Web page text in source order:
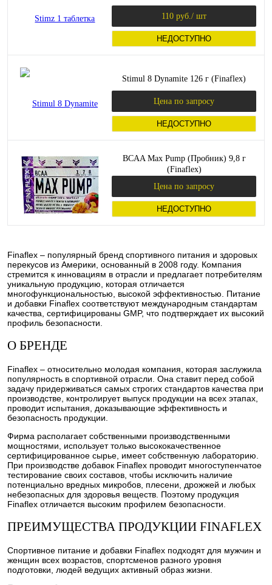
110 руб. / шт
НЕДОСТУПНО
Stimul 8 Dynamite 126 г (Finaflex)
Цена по запросу
НЕДОСТУПНО
BCAA Max Pump (Пробник) 9,8 г
(Finaflex)
Цена по запросу
НЕДОСТУПНО
Finaflex – популярный бренд спортивного питания и здоровых
перекусов из Америки, основанный в 2008 году. Компания
стремится к инновациям в отрасли и предлагает потребителям
уникальную продукцию, которая отличается
многофункциональностью, высокой эффективностью. Питание
и добавки Finaflex соответствуют международным стандартам
качества, сертифицированы GMP, что подтверждает их высокий
профиль безопасности.
О БРЕНДЕ
Finaflex – относительно молодая компания, которая заслужила
популярность в спортивной отрасли. Она ставит перед собой
задачу придерживаться самых строгих стандартов качества при
производстве, контролирует выпуск продукции на всех этапах,
проводит испытания, доказывающие эффективность и
безопасность продукции.
Фирма располагает собственными производственными
мощностями, использует только высококачественное
сертифицированное сырье, имеет собственную лабораторию.
При производстве добавок Finaflex проводит многоступенчатое
тестирование своих составов, чтобы исключить наличие
потенциально вредных микробов, плесени, дрожжей и любых
небезопасных для здоровья веществ. Поэтому продукция
Finaflex отличается высоким профилем безопасности.
ПРЕИМУЩЕСТВА ПРОДУКЦИИ FINAFLEX
Спортивное питание и добавки Finaflex подходят для мужчин и
женщин всех возрастов, спортсменов разного уровня
подготовки, людей ведущих активный образ жизни.